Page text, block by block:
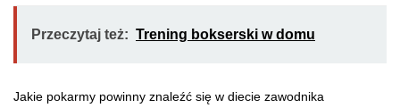
Przeczytaj też: Trening bokserski w domu
Jakie pokarmy powinny znaleźć się w diecie zawodnika